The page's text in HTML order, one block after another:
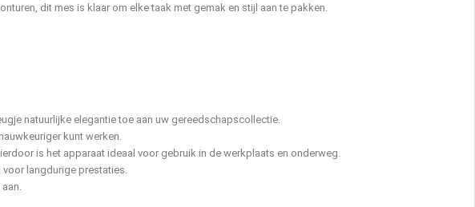
dit mes is klaar om elke taak met gemak en stijl aan te pakken.
natuurlijke elegantie toe aan uw gereedschapscollectie.
kunt werken.
is het apparaat ideaal voor gebruik in de werkplaats en onderweg.
voor langdurige prestaties.